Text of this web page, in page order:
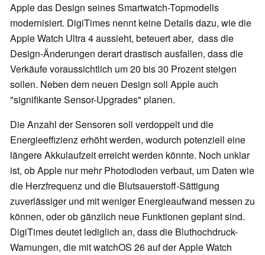
Apple das Design seines Smartwatch-Topmodells
modernisiert. DigiTimes nennt keine Details dazu, wie die
Apple Watch Ultra 4 aussieht, beteuert aber, dass die
Design-Änderungen derart drastisch ausfallen, dass die
Verkäufe voraussichtlich um 20 bis 30 Prozent steigen
sollen. Neben dem neuen Design soll Apple auch
"signifikante Sensor-Upgrades" planen.
Die Anzahl der Sensoren soll verdoppelt und die
Energieeffizienz erhöht werden, wodurch potenziell eine
längere Akkulaufzeit erreicht werden könnte. Noch unklar
ist, ob Apple nur mehr Photodioden verbaut, um Daten wie
die Herzfrequenz und die Blutsauerstoff-Sättigung
zuverlässiger und mit weniger Energieaufwand messen zu
können, oder ob gänzlich neue Funktionen geplant sind.
DigiTimes deutet lediglich an, dass die Bluthochdruck-
Warnungen, die mit watchOS 26 auf der Apple Watch